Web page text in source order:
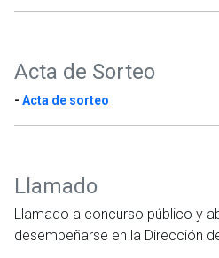
Acta de Sorteo
- Acta de sorteo
Llamado
Llamado a concurso público y
desempeñarse en la Dirección